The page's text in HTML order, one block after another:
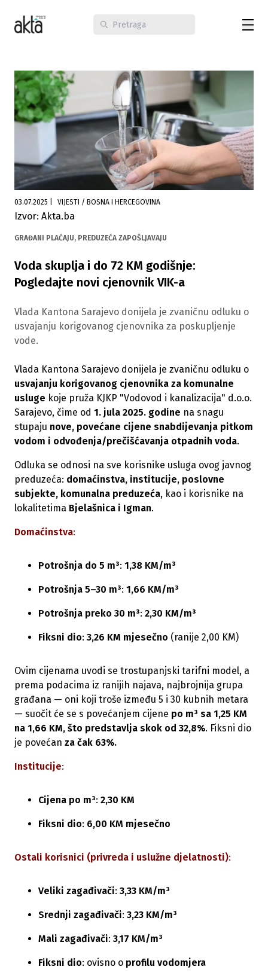
03.07.2025 VIJESTI / BOSNA I HERCEGOVINA
Izvor: Akta.ba
GRAĐANI PLAĆAJU, PREDUZEĆA ZAPOŠLJAVAJU
Voda skuplja i do 72 KM godišnje:
Pogledajte novi cjenovnik VIK-a
Vlada Kantona Sarajevo donijela je zvaničnu odluku o
usvajanju korigovanog cjenovnika za poskupljenje
vode.
Vlada Kantona Sarajevo donijela je zvaničnu odluku o
usvajanju korigovanog cjenovnika za komunalne
usluge koje pruža KJKP "Vodovod i kanalizacija" d.o.o.
Sarajevo, čime od 1. jula 2025. godine na snagu
stupaju nove, povećane cijene snabdijevanja pitkom
vodom i odvođenja/prečišćavanja otpadnih voda.
Odluka se odnosi na sve korisnike usluga ovog javnog
preduzeća: domaćinstva, institucije, poslovne
subjekte, komunalna preduzeća, kao i korisnike na
lokalitetima Bjelašnica i Igman.
Domaćinstva:
Potrošnja do 5 m³: 1,38 KM/m³
Potrošnja 5–30 m³: 1,66 KM/m³
Potrošnja preko 30 m³: 2,30 KM/m³
Fiksni dio: 3,26 KM mjesečno (ranije 2,00 KM)
Ovim cijenama uvodi se trostupanjski tarifni model, a
prema podacima iz ranijih najava, najbrojnija grupa
građana — oni koji troše između 5 i 30 kubnih metara
— suočit će se s povećanjem cijene po m³ sa 1,25 KM
na 1,66 KM, što predstavlja skok od 32,8%. Fiksni dio
je povećan za čak 63%.
Institucije:
Cijena po m³: 2,30 KM
Fiksni dio: 6,00 KM mjesečno
Ostali korisnici (privreda i uslužne djelatnosti):
Veliki zagađivači: 3,33 KM/m³
Srednji zagađivači: 3,23 KM/m³
Mali zagađivači: 3,17 KM/m³
Fiksni dio: ovisno o profilu vodomjera